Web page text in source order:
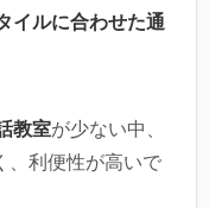
イルに合わせた通
教室が少ない中、
、利便性が高いで